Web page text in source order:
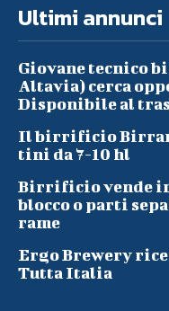
Ultimi annunci
Giovane tecnico
Altavia) cerca
Disponibile al
Il birrificio
tini da 7-10 hl
Birrificio vende
blocco o parti
rame
Ergo Brewery
Tutta Italia